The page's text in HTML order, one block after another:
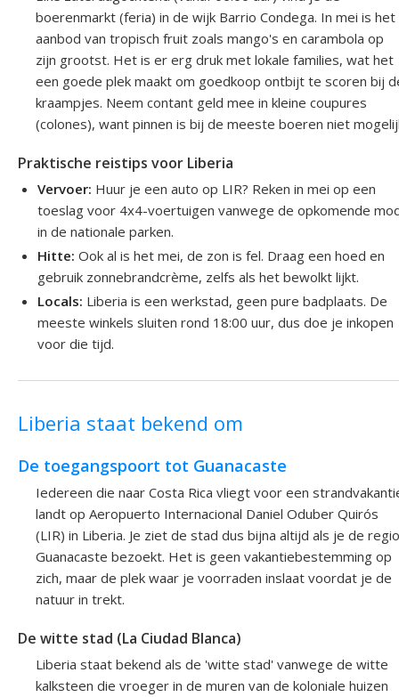
boerenmarkt (feria) in de wijk Barrio Condega. In mei is het
aanbod van tropisch fruit zoals mango's en carambola op
zijn grootst. Het is er erg druk met lokale families, wat het
een goede plek maakt om goedkoop ontbijt te scoren bij
kraampjes. Neem contant geld mee in kleine coupures
(colones), want pinnen is bij de meeste boeren niet
Praktische reistips voor Liberia
Vervoer: Huur je een auto op LIR? Reken in mei op een
toeslag voor 4x4-voertuigen vanwege de opkomende
in de nationale parken.
Hitte: Ook al is het mei, de zon is fel. Draag een hoed en
gebruik zonnebrandcrème, zelfs als het bewolkt lijkt.
Locals: Liberia is een werkstad, geen pure badplaats. De
meeste winkels sluiten rond 18:00 uur, dus doe je inkopen
voor die tijd.
Liberia staat bekend om
De toegangspoort tot Guanacaste
Iedereen die naar Costa Rica vliegt voor een
landt op Aeropuerto Internacional Daniel Oduber Quirós
(LIR) in Liberia. Je ziet de stad dus bijna altijd als je de regio
Guanacaste bezoekt. Het is geen vakantiebestemming op
zich, maar de plek waar je voorraden inslaat voordat je de
natuur in trekt.
De witte stad (La Ciudad Blanca)
Liberia staat bekend als de 'witte stad' vanwege de witte
kalksteen die vroeger in de muren van de koloniale huizen